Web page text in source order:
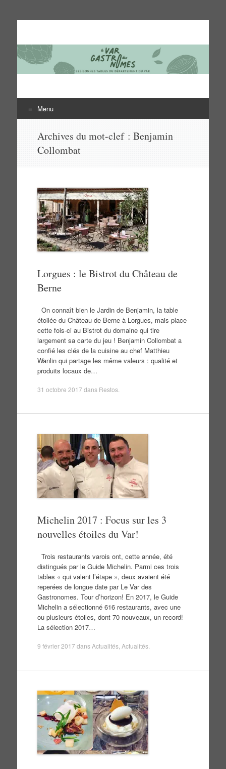
Le Var des gastronomes
Les bonnes tables du département du Var
Menu
contenu
Archives du mot-clef : Benjamin
Collombat
Lorgues : le Bistrot du Château de
Berne
On connaît bien le Jardin de Benjamin, la table
étoilée du Château de Berne à Lorgues, mais place
cette fois-ci au Bistrot du domaine qui tire
largement sa carte du jeu ! Benjamin Collombat a
confié les clés de la cuisine au chef Matthieu
Wanlin qui partage les même valeurs : qualité et
produits locaux de…
31 octobre 2017 dans Restos.
Michelin 2017 : Focus sur les 3
nouvelles étoiles du Var!
Trois restaurants varois ont, cette année, été
distingués par le Guide Michelin. Parmi ces trois
tables « qui valent l’étape », deux avaient été
reperées de longue date par Le Var des
Gastronomes. Tour d’horizon! En 2017, le Guide
Michelin a sélectionné 616 restaurants, avec une
ou plusieurs étoiles, dont 70 nouveaux, un record!
La sélection 2017…
9 février 2017 dansActualités, Actualités.